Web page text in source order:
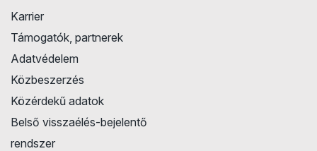
Karrier
Támogatók, partnerek
Adatvédelem
Közbeszerzés
Közérdekű adatok
Belső visszaélés-bejelentő
rendszer